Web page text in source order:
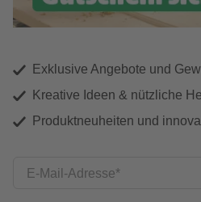
Exklusive Angebote und
Kreative Ideen & nützliche
Produktneuheiten und
E-Mail-Adresse